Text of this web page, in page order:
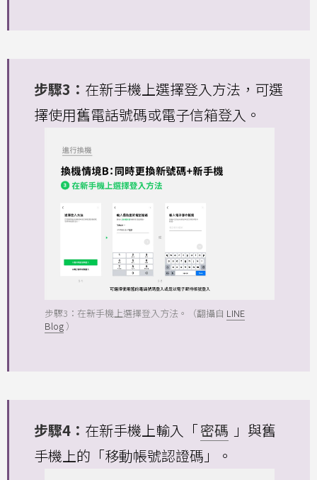
步驟3： 在新手機上選擇登入方法，可選
擇使用舊電話號碼或電子信箱登入。
步驟3：在新手機上選擇登入方法。（翻攝自 LINE
Blog ）
步驟4： 在新手機上輸入「密碼 」與舊
手機上的「移動帳號認證碼」。